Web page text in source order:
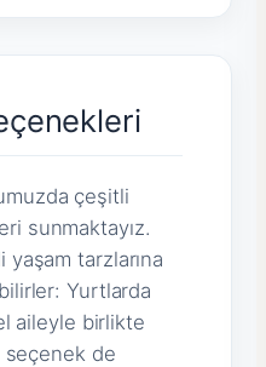
çeşitli
sunmaktayız.
tarzlarına
Yurtlarda
aileyle birlikte
seçenek de